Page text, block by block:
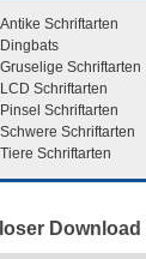
Antike Schriftarten
Dingbats
Gruselige Schriftarten
LCD Schriftarten
Pinsel Schriftarten
Schwere Schriftarten
Tiere Schriftarten